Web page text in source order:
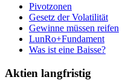
Pivotzonen
Gesetz der Volatilität
Gewinne müssen reifen
LunRo+Fundament
Was ist eine Baisse?
Aktien langfristig